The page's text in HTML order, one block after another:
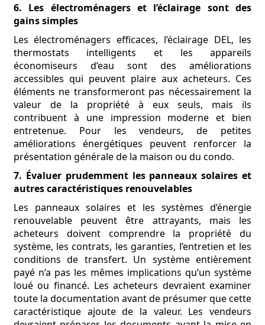
6. Les électroménagers et l’éclairage sont des
gains simples
Les électroménagers efficaces, l’éclairage DEL, les
thermostats intelligents et les appareils
économiseurs d’eau sont des améliorations
accessibles qui peuvent plaire aux acheteurs. Ces
éléments ne transformeront pas nécessairement la
valeur de la propriété à eux seuls, mais ils
contribuent à une impression moderne et bien
entretenue. Pour les vendeurs, de petites
améliorations énergétiques peuvent renforcer la
présentation générale de la maison ou du condo.
7. Évaluer prudemment les panneaux solaires et
autres caractéristiques renouvelables
Les panneaux solaires et les systèmes d’énergie
renouvelable peuvent être attrayants, mais les
acheteurs doivent comprendre la propriété du
système, les contrats, les garanties, l’entretien et les
conditions de transfert. Un système entièrement
payé n’a pas les mêmes implications qu’un système
loué ou financé. Les acheteurs devraient examiner
toute la documentation avant de présumer que cette
caractéristique ajoute de la valeur. Les vendeurs